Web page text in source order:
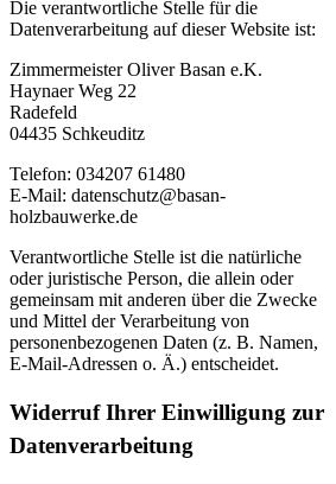
Die verantwortliche Stelle für die
Datenverarbeitung auf dieser Website ist:
Zimmermeister Oliver Basan e.K.
Haynaer Weg 22
Radefeld
04435 Schkeuditz
Telefon: 034207 61480
E-Mail: datenschutz@basan-
holzbauwerke.de
Verantwortliche Stelle ist die natürliche
oder juristische Person, die allein oder
gemeinsam mit anderen über die Zwecke
und Mittel der Verarbeitung von
personenbezogenen Daten (z. B. Namen,
E-Mail-Adressen o. Ä.) entscheidet.
Widerruf Ihrer Einwilligung zur
Datenverarbeitung